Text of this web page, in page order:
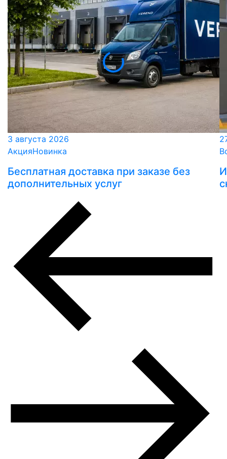
3 августа 2026
АкцияНовинка
Бесплатная доставка при заказе без
дополнительных услуг